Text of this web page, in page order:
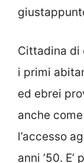
Cittadina di
i primi
ed ebrei
anche come
l’accesso
anni ’50.